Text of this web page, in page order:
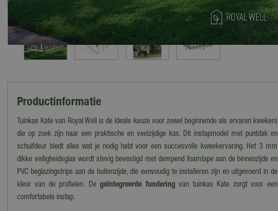
Productinformatie
Tuinkas Kate van Royal Well is de ideale keuze voor zowel beginnende als ervaren kwekers
die op zoek zijn naar een praktische en veelzijdige kas. Dit instapmodel met puntdak en
schuifdeur biedt alles wat je nodig hebt voor een succesvolle kweekervaring. Het 3 mm
dikke veiligheidsglas wordt stevig bevestigd met dempend foamtape aan de binnenzijde en
PVC beglazingstrips aan de buitenzijde, die eenvoudig te installeren zijn en uitgevoerd in de
kleur van de profielen. Degeïntegreerde fundering van tuinkas Kate zorgt voor een
comfortabele instap.